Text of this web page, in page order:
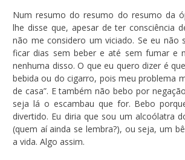
Num resumo do resumo do resumo da
lhe disse que, apesar de ter consciência
não me considero um viciado. Se eu não
ficar dias sem beber e até sem fumar e
nenhuma disso. O que eu quero dizer é
bebida ou do cigarro, pois meu problema
de casa”. E também não bebo por
seja lá o escambau que for. Bebo
divertido. Eu diria que sou um alcoólatra
(quem aí ainda se lembra?), ou seja, um
a vida. Algo assim.